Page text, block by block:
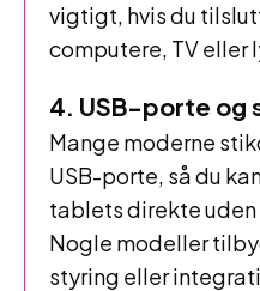
vigtigt, hvis du
computere, TV
4. USB-porte
Mange moderne
USB-porte, så du
tablets direkte
Nogle modeller
styring eller